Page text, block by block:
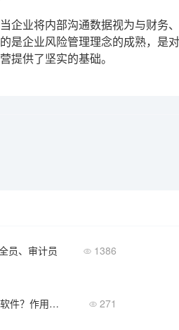
企业将内部沟通数据视为与财务
是企业风险管理理念的成熟，是
提供了坚实的基础。
员、审计员 1386
为什么企业需要本地部署内部即时聊天软件？作用与价值深度解析 271